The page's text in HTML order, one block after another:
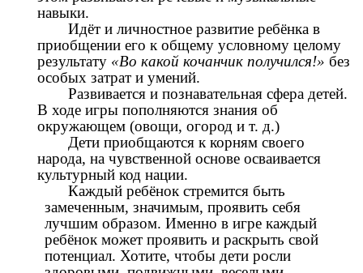
навыки.
Идёт и личностное развитие ребёнка в
приобщении его к общему условному целому
результату «Во какой кочанчик получился!» без
особых затрат и умений.
Развивается и познавательная сфера детей.
В ходе игры пополняются знания об
окружающем (овощи, огород и т. д.)
Дети приобщаются к корням своего
народа, на чувственной основе осваивается
культурный код нации.
Каждый ребёнок стремится быть
замеченным, значимым, проявить себя
лучшим образом. Именно в игре каждый
ребёнок может проявить и раскрыть свой
потенциал. Хотите, чтобы дети росли